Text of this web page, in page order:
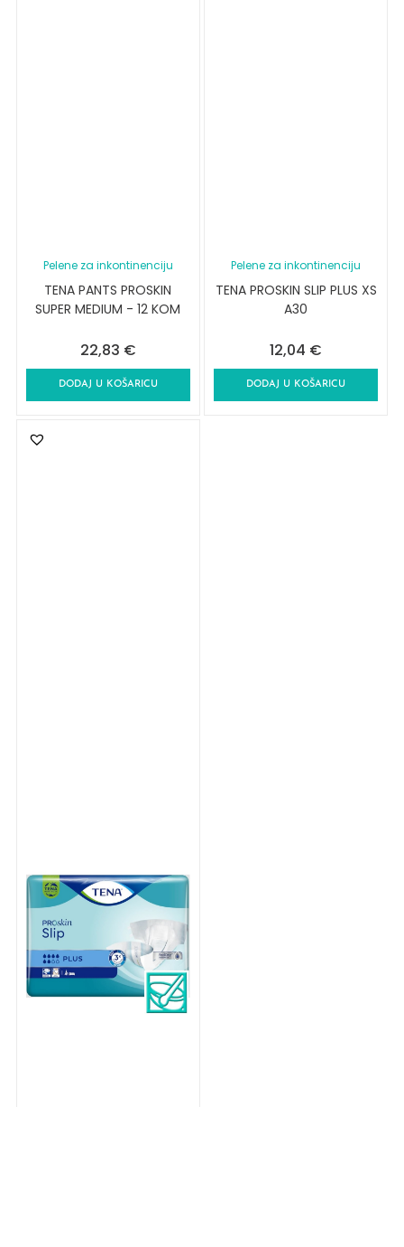
Pelene za inkontinenciju
TENA PANTS PROSKIN
SUPER MEDIUM - 12 KOM
22,83 €
DODAJ U KOŠARICU
Pelene za inkontinenciju
TENA PROSKIN SLIP PLUS XS
A30
12,04 €
DODAJ U KOŠARICU